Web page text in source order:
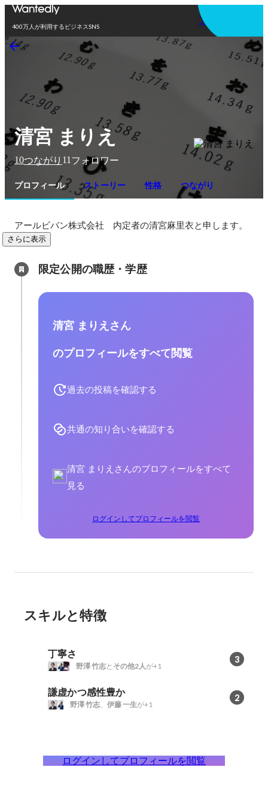
400万人が利用するビジネスSNS
アプリを使う
清宮 まりえ
10つながり 11 フォロワー
プロフィール ストーリー 性格 つながり
アールビバン株式会社　内定者の清宮麻里衣と申します。
さらに表示
限定公開の職歴・学歴
清宮 まりえさん
のプロフィールをすべて閲覧
過去の投稿を確認する
共通の知り合いを確認する
清宮 まりえさんのプロフィールをすべて
見る
ログインしてプロフィールを閲覧
スキルと特徴
丁寧さ 3
野澤 竹志と その他2人が+1
謙虚かつ感性豊か 2
野澤 竹志、 伊藤 一生が+1
ログインしてプロフィールを閲覧